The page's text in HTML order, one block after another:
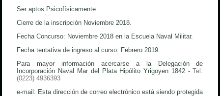
Ser aptos Psicofísicamente.
Cierre de la inscripción Noviembre 2018.
Fecha Concurso: Noviembre 2018 en la Escuela Naval Militar.
Fecha tentativa de ingreso al curso: Febrero 2019.
Para mayor información acercarse a la Delegación de
Incorporación Naval Mar del Plata Hipólito Yrigoyen 1842 -Tel:
(0223) 4936393
e-mail: Esta dirección de correo electrónico está siendo protegida